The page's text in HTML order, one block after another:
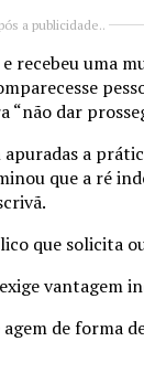
a publicidade..
uma
“não dar
a
que a ré
que solicita
vantagem
de forma